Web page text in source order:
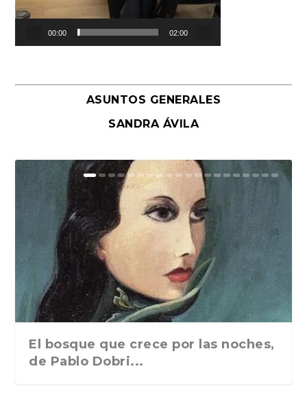
00:00 02:00
ASUNTOS GENERALES
SANDRA ÁVILA
El bosque que crece por las noches,
de Pablo Dobri...